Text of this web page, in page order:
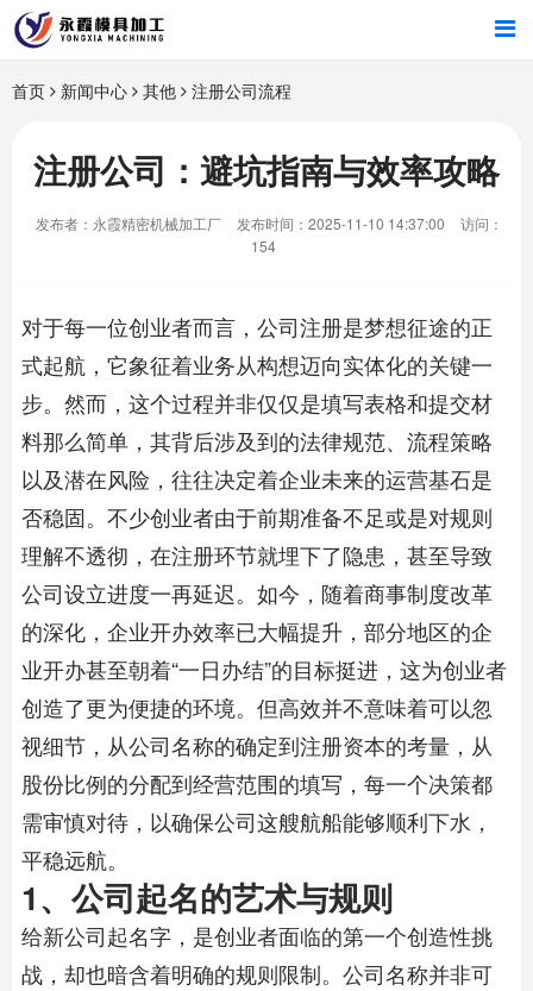
首页
产品中心
新闻中心
首页 新闻中心 其他 注册公司流程
注册公司：避坑指南与效率攻略
发布者：永霞精密机械加工厂 发布时间：2025-11-10 14:37:00
访问：
154
对于每一位创业者而言，公司注册是梦想征途的正
式起航，它象征着业务从构想迈向实体化的关键一
步。然而，这个过程并非仅仅是填写表格和提交材
料那么简单，其背后涉及到的法律规范、流程策略
以及潜在风险，往往决定着企业未来的运营基石是
否稳固。不少创业者由于前期准备不足或是对规则
理解不透彻，在注册环节就埋下了隐患，甚至导致
公司设立进度一再延迟。如今，随着商事制度改革
的深化，企业开办效率已大幅提升，部分地区的企
业开办甚至朝着“一日办结”的目标挺进，这为创业者
创造了更为便捷的环境。但高效并不意味着可以忽
视细节，从公司名称的确定到注册资本的考量，从
股份比例的分配到经营范围的填写，每一个决策都
需审慎对待，以确保公司这艘航船能够顺利下水，
平稳远航。
1、公司起名的艺术与规则
给新公司起名字，是创业者面临的第一个创造性挑
战，却也暗含着明确的规则限制。公司名称并非可